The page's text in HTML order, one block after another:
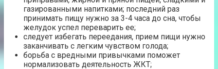
газированными напитками; последний раз
принимать пищу нужно за 3-4 часа до сна, чтобы
желудок успел переварить ее;
следует избегать переедания, прием пищи нужно
заканчивать с легким чувством голода;
борьба с вредными привычками поможет
нормализовать деятельность ЖКТ;